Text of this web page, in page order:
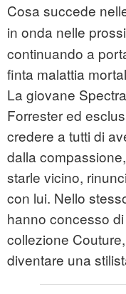
Cosa succede
in onda nelle
continuando a
finta malattia
La giovane
Forrester ed
credere a tutti di
dalla
starle vicino,
con lui. Nello
hanno concesso
collezione
diventare una